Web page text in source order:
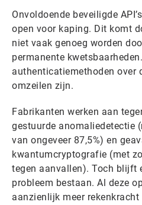
Onvoldoende beveiligde
open voor kaping. Dit komt
niet vaak genoeg worden
permanente
authenticatiemethoden over
omzeilen zijn.
Fabrikanten werken aan
gestuurde anomaliedetectie
van ongeveer 87,5%) en
kwantumcryptografie (met
tegen aanvallen). Toch blijft
probleem bestaan. Al deze
aanzienlijk meer